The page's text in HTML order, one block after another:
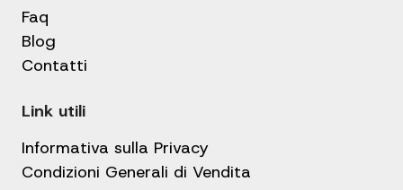
Faq
Blog
Contatti
Link utili
Informativa sulla Privacy
Condizioni Generali di Vendita